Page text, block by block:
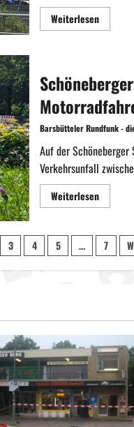
WeiterlesenMehr
wegen
Hitze
abgesagt
Barsbütteler Rundfunk -
Auf der
Verkehrsunfall
WeiterlesenMehr
Straße:
Tesla
–
3 4 5 … 7